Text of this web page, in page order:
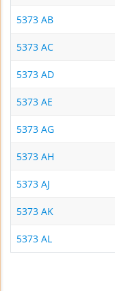
5373 AB
5373 AC
5373 AD
5373 AE
5373 AG
5373 AH
5373 AJ
5373 AK
5373 AL